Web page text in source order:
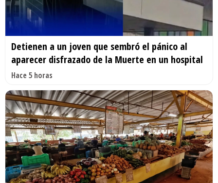
Detienen a un joven que sembró el pánico al
aparecer disfrazado de la Muerte en un hospital
Hace 5 horas